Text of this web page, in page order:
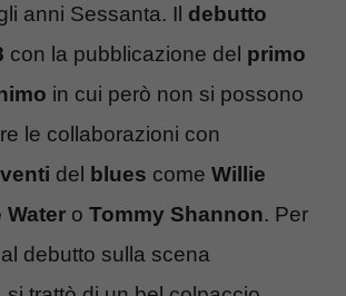
anni Sessanta. Il debutto
con la pubblicazione del primo
in cui però non si possono
le collaborazioni con
del blues come Willie
Water o Tommy Shannon. Per
debutto sulla scena